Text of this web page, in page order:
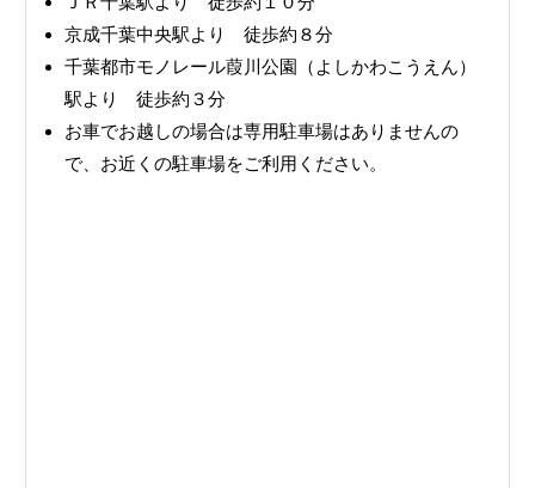
京成千葉中央駅より 徒歩約８分
千葉都市モノレール葭川公園（よしかわこうえん）
駅より 徒歩約３分
お車でお越しの場合は専用駐車場はありませんの
で、お近くの駐車場をご利用ください。